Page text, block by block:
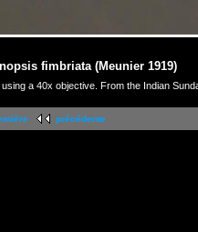
fimbriata (Meunier 1919)
using a 40x objective. From the Indian
précédente